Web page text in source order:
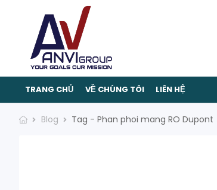
TRANG CHỦ VỀ CHÚNG TÔI LIÊN HỆ
Blog Tag - Phan phoi mang RO Dupont